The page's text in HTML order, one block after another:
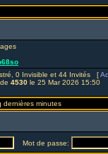
0 Invisible et 44 Invités [
4530 le 25 Mar 2026 15:50
dernières minutes
Mot de passe: